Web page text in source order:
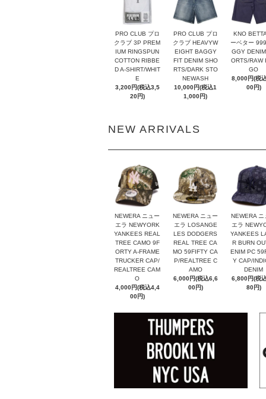
PRO CLUB プロ
クラブ 3P PREM
IUM RINGSPUN
COTTON RIBBE
D A-SHIRT/WHIT
E
3,200円(税込3,5
20円)
PRO CLUB プロ
クラブ HEAVYW
EIGHT BAGGY
FIT DENIM SHO
RTS/DARK STO
NEWASH
10,000円(税込1
1,000円)
KNO
ーベター
GGY
ORTS/RAW
GO
8,000円(税
00円)
NEW ARRIVALS
NEWERA ニュー
エラ NEWYORK
YANKEES REAL
TREE CAMO 9F
ORTY A-FRAME
TRUCKER CAP/
REALTREE CAM
O
4,000円(税込4,4
00円)
NEWERA ニュー
エラ LOSANGE
LES DODGERS
REAL TREE CA
MO 59FIFTY CA
P/REALTREE C
AMO
6,000円(税込6,6
00円)
NEWERA ニ
エラ
YANKEES
R BURN
ENIM PC
Y CAP/
DENIM
6,800円(税
80円)